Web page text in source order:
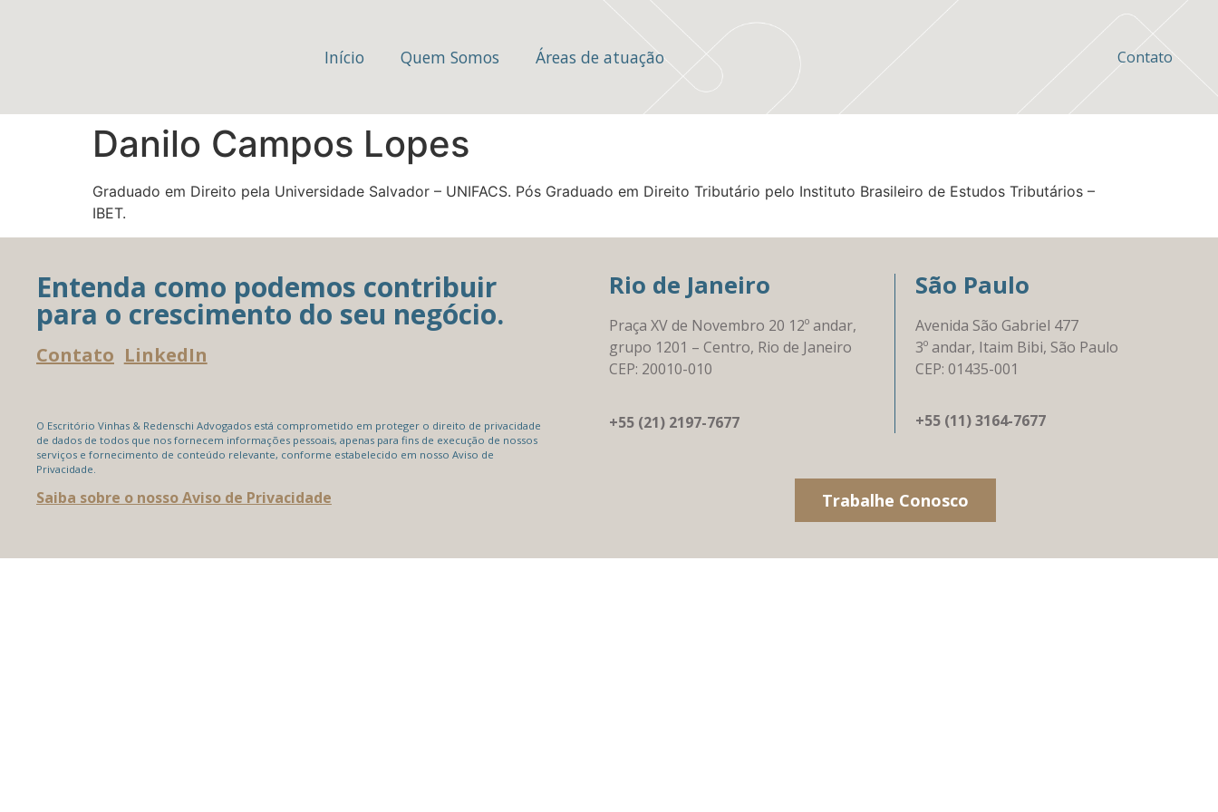
Início Quem Somos Áreas de atuação Contato
Danilo Campos Lopes
Graduado em Direito pela Universidade Salvador – UNIFACS. Pós Graduado em Direito Tributário pelo Instituto Brasileiro de Estudos Tributários –
IBET.
Entenda como podemos contribuir
para o crescimento do seu negócio.
Contato LinkedIn
O Escritório Vinhas & Redenschi Advogados está comprometido em proteger o direito de privacidade
de dados de todos que nos fornecem informações pessoais, apenas para fins de execução de nossos
serviços e fornecimento de conteúdo relevante, conforme estabelecido em nosso Aviso de
Privacidade.
Saiba sobre o nosso Aviso de Privacidade
Rio de Janeiro
Praça XV de Novembro 20 12º andar,
grupo 1201 – Centro, Rio de Janeiro
CEP: 20010-010
+55 (21) 2197-7677
São Paulo
Avenida São Gabriel 477
3º andar, Itaim Bibi, São Paulo
CEP: 01435-001
+55 (11) 3164-7677
Trabalhe Conosco